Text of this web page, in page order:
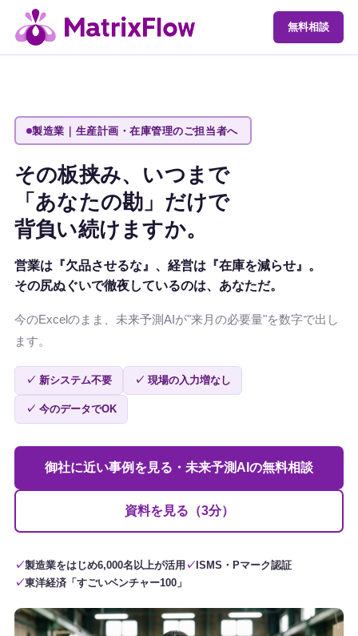
無料相談
製造業｜生産計画・在庫管理のご担当者へ
その板挟み、いつまで
「あなたの勘」だけで
背負い続けますか。
営業は『欠品させるな』、経営は『在庫を減らせ』。
その尻ぬぐいで徹夜しているのは、 あなただ。
今のExcelのまま、未来予測AIが"来月の必要量"を数字で出し
ます。
✓ 新システム不要 ✓ 現場の入力増なし
✓ 今のデータでOK
御社に近い事例を見る・未来予測AIの無料相談
資料を見る（3分）
製造業をはじめ6,000名以上が活用
ISMS・Pマーク認証
東洋経済「すごいベンチャー100」